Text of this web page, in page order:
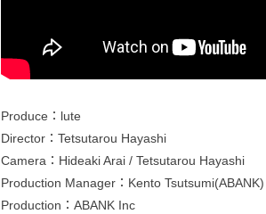
Produce：lute
Director：Tetsutarou Hayashi
Camera：Hideaki Arai / Tetsutarou Hayashi
Production Manager：Kento Tsutsumi(ABANK)
Production：ABANK Inc